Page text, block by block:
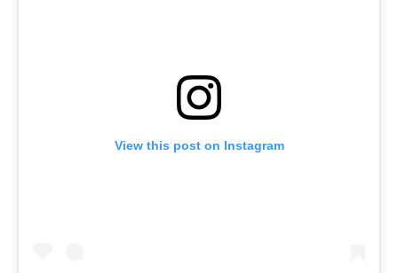
View this post on Instagram